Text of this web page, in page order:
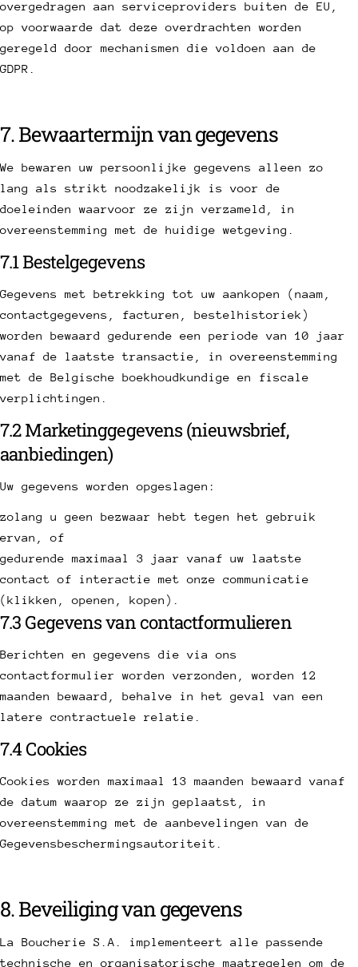
overgedragen aan serviceproviders buiten de EU,
op voorwaarde dat deze overdrachten worden
geregeld door mechanismen die voldoen aan de
GDPR.
7. Bewaartermijn van gegevens
We bewaren uw persoonlijke gegevens alleen zo
lang als strikt noodzakelijk is voor de
doeleinden waarvoor ze zijn verzameld, in
overeenstemming met de huidige wetgeving.
7.1 Bestelgegevens
Gegevens met betrekking tot uw aankopen (naam,
contactgegevens, facturen, bestelhistoriek)
worden bewaard gedurende een periode van 10 jaar
vanaf de laatste transactie, in overeenstemming
met de Belgische boekhoudkundige en fiscale
verplichtingen.
7.2 Marketinggegevens (nieuwsbrief,
aanbiedingen)
Uw gegevens worden opgeslagen:
zolang u geen bezwaar hebt tegen het gebruik
ervan, of
gedurende maximaal 3 jaar vanaf uw laatste
contact of interactie met onze communicatie
(klikken, openen, kopen).
7.3 Gegevens van contactformulieren
Berichten en gegevens die via ons
contactformulier worden verzonden, worden 12
maanden bewaard, behalve in het geval van een
latere contractuele relatie.
7.4 Cookies
Cookies worden maximaal 13 maanden bewaard vanaf
de datum waarop ze zijn geplaatst, in
overeenstemming met de aanbevelingen van de
Gegevensbeschermingsautoriteit.
8. Beveiliging van gegevens
La Boucherie S.A. implementeert alle passende
technische en organisatorische maatregelen om de